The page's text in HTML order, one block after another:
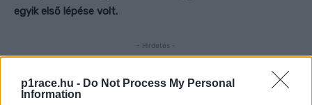
p1race.hu - Do Not Process My Personal
Information
egyik első lépése volt.
- Hirdetés -
AMotorsport.comspanyol kiadása számolt be arról, hogy
a Honda menesztette a technológiafejlesztési részleg